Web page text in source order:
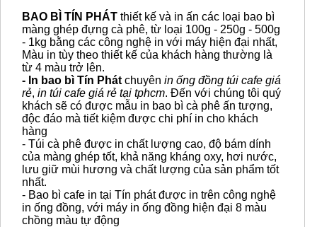
BAO BÌ TÍN PHÁT thiết kế và in ấn các loại bao bì
màng ghép đựng cà phê, từ loại 100g - 250g - 500g
- 1kg bằng các công nghệ in với máy hiện đại nhất,
Màu in tùy theo thiết kế của khách hàng thường là
từ 4 màu trở lên.
- In bao bì Tín Phát chuyên in ống đồng túi cafe giá
rẻ, in túi cafe giá rẻ tại tphcm. Đến với chúng tôi quý
khách sẽ có được mẫu in bao bì cà phê ấn tượng,
độc đáo mà tiết kiệm được chi phí in cho khách
hàng
- Túi cà phê được in chất lượng cao, độ bám dính
của màng ghép tốt, khả năng kháng oxy, hơi nước,
lưu giữ mùi hương và chất lượng của sản phẩm tốt
nhất.
- Bao bì cafe in tại Tín phát được in trên công nghệ
in ống đồng, với máy in ống đồng hiện đại 8 màu
chồng màu tự động